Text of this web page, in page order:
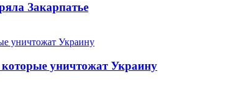
Закарпатье
уничтожат Украину